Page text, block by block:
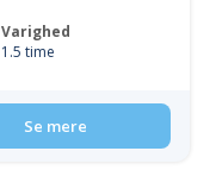
Varighed
1.5 time
Se mere